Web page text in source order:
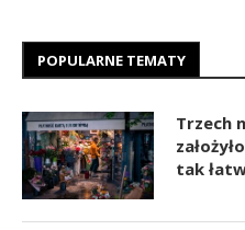
POPULARNE TEMATY
Trzech
tak